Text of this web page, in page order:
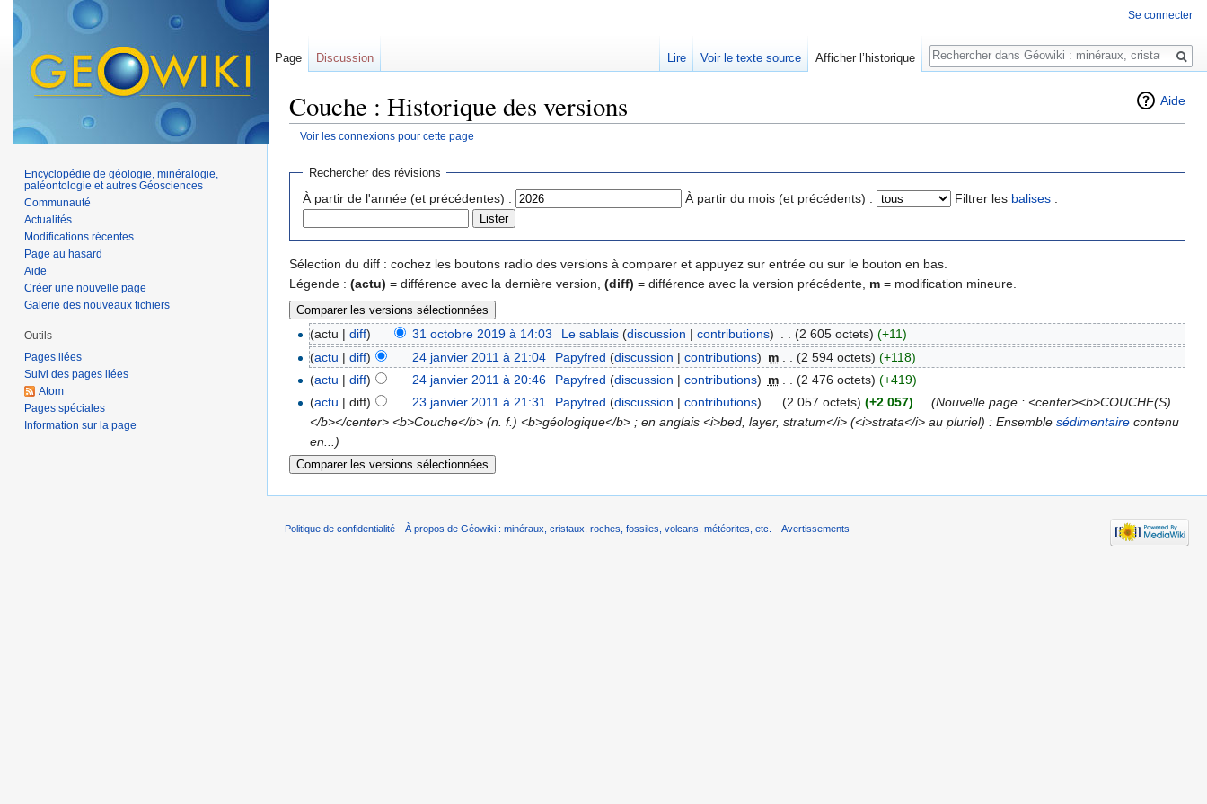
Aide
Couche : Historique des versions
Voir les connexions pour cette page
Rechercher des révisions
À partir de l'année (et précédentes) : À partir du mois (et précédents) : Filtrer les balises :
Sélection du diff : cochez les boutons radio des versions à comparer et appuyez sur entrée ou sur le bouton en bas.
Légende : (actu) = différence avec la dernière version, (diff) = différence avec la version précédente, m = modification mineure.
(actu |diff) 31 octobre 2019 à 14:03 Le sablais (discussion | contributions) (2 605 octets) (+11)
(actu |diff) 24 janvier 2011 à 21:04 Papyfred (discussion | contributions) m (2 594 octets) (+118)
(actu |diff) 24 janvier 2011 à 20:46 Papyfred (discussion | contributions) m (2 476 octets) (+419)
(actu | diff) 23 janvier 2011 à 21:31 Papyfred (discussion | contributions) . . (2 057 octets) (+2 057) . . (Nouvelle page : <center><b>COUCHE(S)
</b></center> <b>Couche</b> (n. f.) <b>géologique</b> ; en anglais <i>bed, layer, stratum</i> (<i>strata</i> au pluriel) : Ensemblesédimentaire contenu
en...)
Se connecter
Page Discussion Lire Voir le texte source Afficher l’historique
Rechercher
Encyclopédie de géologie, minéralogie,
paléontologie et autres Géosciences
Communauté
Actualités
Modifications récentes
Page au hasard
Aide
Créer une nouvelle page
Galerie des nouveaux fichiers
Outils
Pages liées
Suivi des pages liées
Atom
Pages spéciales
Information sur la page
Politique de confidentialité À propos de Géowiki : minéraux, cristaux, roches, fossiles, volcans, météorites, etc. Avertissements